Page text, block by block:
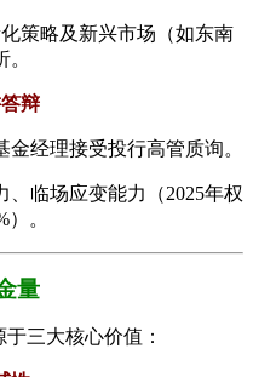
策略及新兴市场（如东南
辩​
金经理接受投行高管质询。
、临场应变能力（2025年权
。
量
三大核心价值：